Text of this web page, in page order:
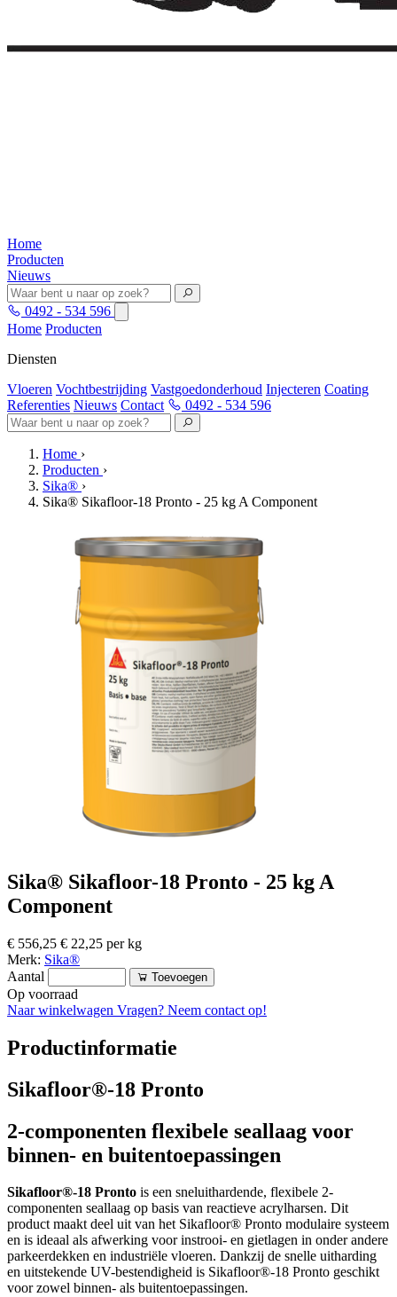
Home
Producten
Nieuws
0492 - 534 596
Home Producten
Diensten
Vloeren Vochtbestrijding Vastgoedonderhoud Injecteren Coating
Referenties Nieuws Contact 0492 - 534 596
Home ›
Producten ›
Sika® ›
Sika® Sikafloor-18 Pronto - 25 kg A Component
Sika® Sikafloor-18 Pronto - 25 kg A
Component
€ 556,25 € 22,25 per kg
Merk: Sika®
Aantal
Toevoegen
Op voorraad
Naar winkelwagen Vragen? Neem contact op!
Productinformatie
Sikafloor®-18 Pronto
2-componenten flexibele seallaag voor
binnen- en buitentoepassingen
Sikafloor®-18 Pronto is een sneluithardende, flexibele 2-
componenten seallaag op basis van reactieve acrylharsen. Dit
product maakt deel uit van het Sikafloor® Pronto modulaire systeem
en is ideaal als afwerking voor instrooi- en gietlagen in onder andere
parkeerdekken en industriële vloeren. Dankzij de snelle uitharding
en uitstekende UV-bestendigheid is Sikafloor®-18 Pronto geschikt
voor zowel binnen- als buitentoepassingen.